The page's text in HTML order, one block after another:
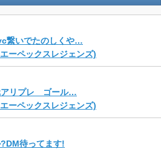
繋いでたのしくや…
ーペックスレジェンズ)
アリプレ ゴール…
ーペックスレジェンズ)
待ってます!